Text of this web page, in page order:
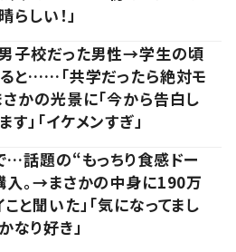
らしい！」
子校だった男性→学生の頃
と……「共学だったら絶対モ
さかの光景に「今から告白し
」「イケメンすぎ」
…話題の“もっちり食感ドー
入。→まさかの中身に190万
と聞いた」「気になってまし
なり好き」